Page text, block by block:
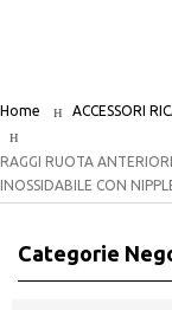
Home ACCESSORI
RAGGI RUOTA
INOSSIDABILE CON
Categorie